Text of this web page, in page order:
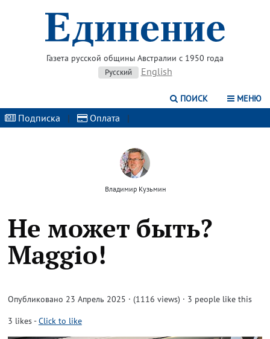
Газета русской общины Австралии с 1950 года
Русский English
ПОИСК МЕНЮ
Подписка | Оплата |
Владимир Кузьмин
Не может быть?
Maggio!
Опубликовано 23 Апрель 2025 · (1116 views) · 3 people like this
3 likes-Click to like